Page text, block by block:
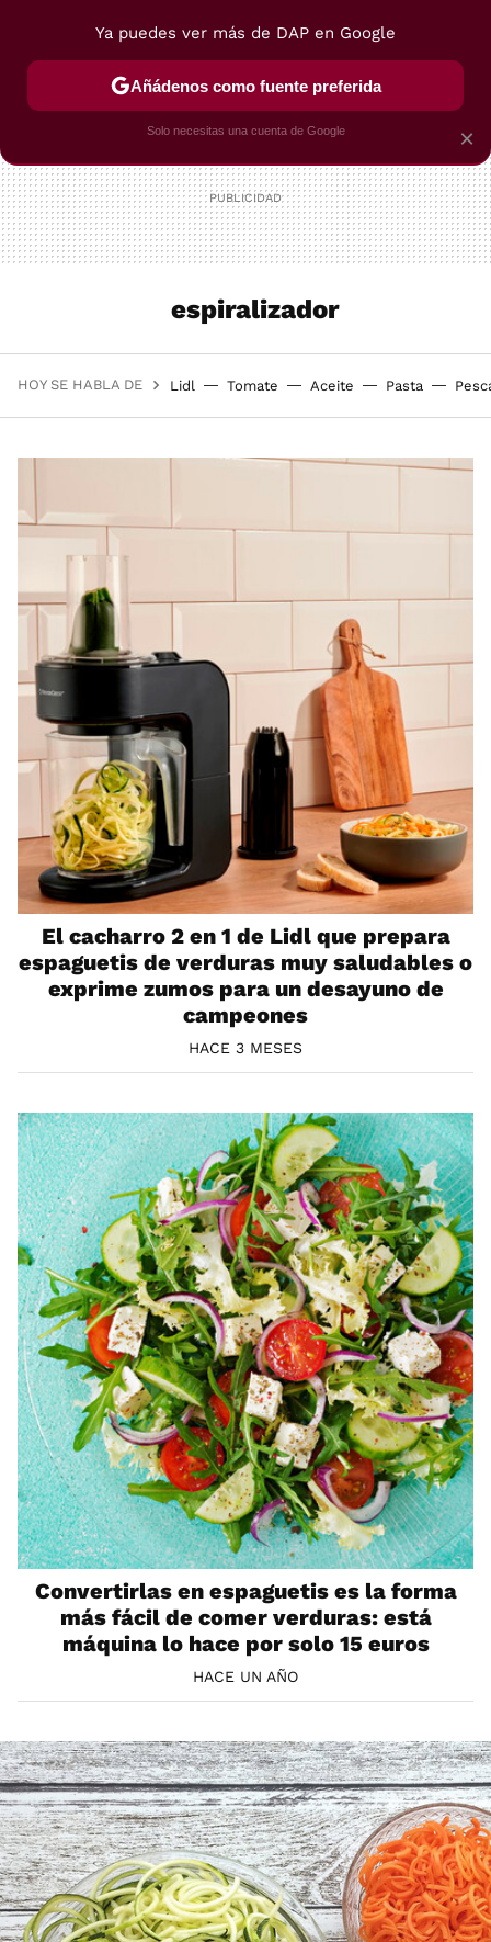
POSTRES VIAJES SELECCIÓN VEGUI
espiralizador
HOY SE HABLA DE Lidl Tomate Aceite Pasta
El cacharro 2 en 1 de Lidl que prepara
espaguetis de verduras muy saludables o
exprime zumos para un desayuno de
campeones
HACE 3 MESES
Convertirlas en espaguetis es la forma
más fácil de comer verduras: está
máquina lo hace por solo 15 euros
HACE UN AÑO
×
Ya puedes ver más de DAP en Google
Añádenos como fuente preferida
Solo necesitas una cuenta de Google